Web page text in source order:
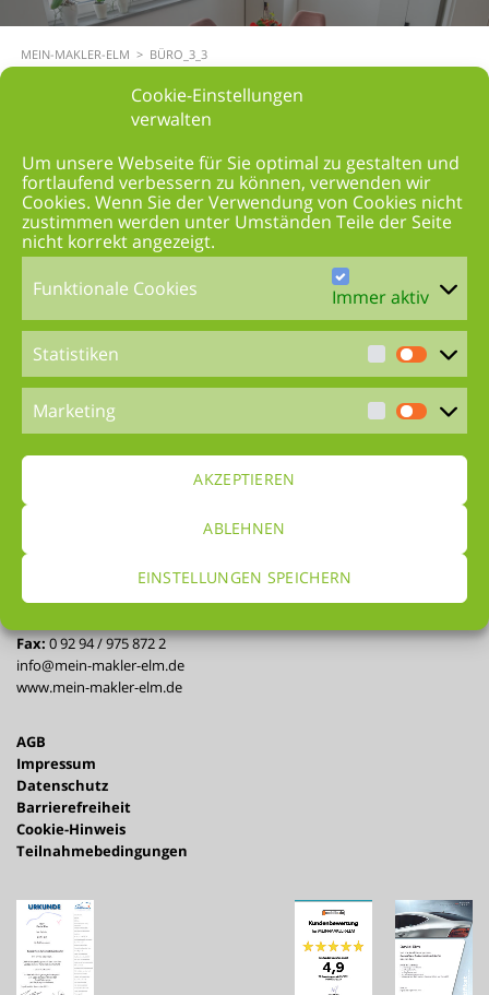
Cookie-Einstellungen
verwalten
Um unsere Webseite für Sie optimal zu gestalten und
fortlaufend verbessern zu können, verwenden wir
Cookies. Wenn Sie der Verwendung von Cookies nicht
zustimmen werden unter Umständen Teile der Seite
nicht korrekt angezeigt.
Funktionale Cookies
Immer aktiv
Statistiken
Marketing
AKZEPTIEREN
ABLEHNEN
EINSTELLUNGEN SPEICHERN
MEIN-MAKLER-ELM > BÜRO_3_3
MEIN-MAKLER-ELM –
Meisenweg 11
Fax:0 92 94 / 975 872 2
info@mein-makler-elm.de
www.mein-makler-elm.de
AGB
Impressum
Datenschutz
Barrierefreiheit
Cookie-Hinweis
Teilnahmebedingungen